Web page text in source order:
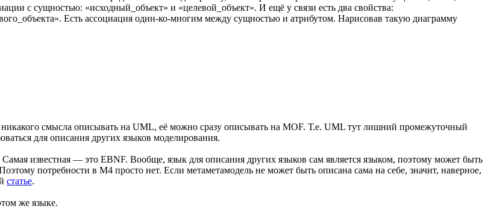
с сущностью: «исходный_объект» и «целевой_объект». И ещё у связи есть два свойства:
Есть ассоциация один-ко-многим между сущностью и атрибутом. Нарисовав такую диаграмму
смысла описывать на UML, её можно сразу описывать на MOF. Т.е. UML тут лишний промежуточный
для описания других языков моделирования.
известная — это EBNF. Вообще, язык для описания других языков сам является языком, поэтому может быть
потребности в М4 просто нет. Если метаметамодель не может быть описана сама на себе, значит, наверное,
статье.
же языке.